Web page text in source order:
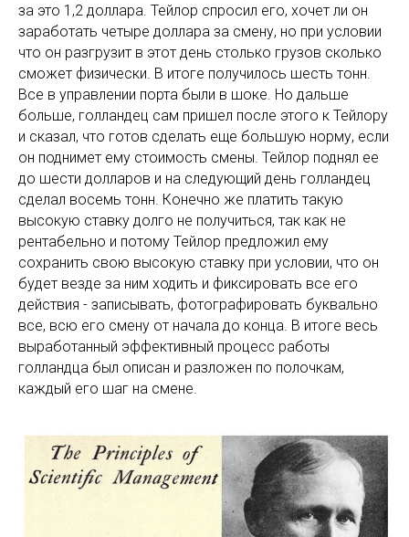
за это 1,2 доллара. Тейлор спросил его, хочет ли он
заработать четыре доллара за смену, но при условии
что он разгрузит в этот день столько грузов сколько
сможет физически. В итоге получилось шесть тонн.
Все в управлении порта были в шоке. Но дальше
больше, голландец сам пришел после этого к Тейлору
и сказал, что готов сделать еще большую норму, если
он поднимет ему стоимость смены. Тейлор поднял ее
до шести долларов и на следующий день голландец
сделал восемь тонн. Конечно же платить такую
высокую ставку долго не получиться, так как не
рентабельно и потому Тейлор предложил ему
сохранить свою высокую ставку при условии, что он
будет везде за ним ходить и фиксировать все его
действия - записывать, фотографировать буквально
все, всю его смену от начала до конца. В итоге весь
выработанный эффективный процесс работы
голландца был описан и разложен по полочкам,
каждый его шаг на смене.